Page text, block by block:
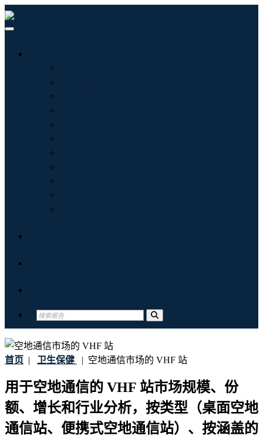
首页 | 卫生保健 | 空地通信市场的 VHF 站
用于空地通信的 VHF 站市场规模、份
额、增长和行业分析，按类型（桌面空地
通信站、便携式空地通信站）、按涵盖的